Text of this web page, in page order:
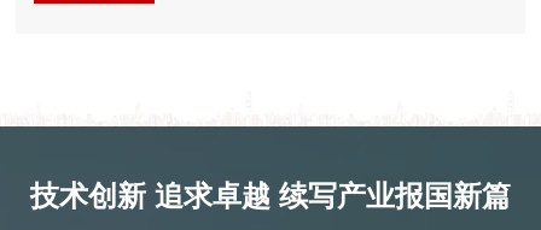
技术创新 追求卓越 续写产业报国新篇